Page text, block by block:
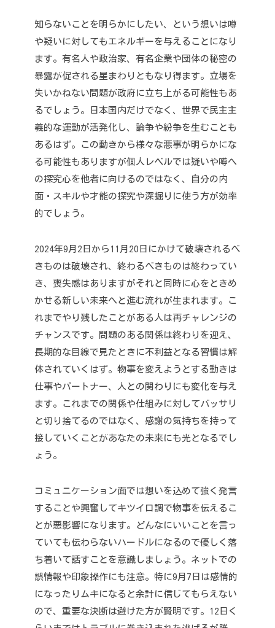
知らないことを明らかにしたい、という想いは噂
や疑いに対してもエネルギーを与えることになり
ます。 有名人や政治家、有名企業や団体の秘密の
暴露が促される星まわりともなり得ます。 立場を
失いかねない問題が政府に立ち上がる可能性もあ
るでしょう。
日本国内だけでなく、世界で民主主
義的な運動が活発化し、論争や紛争を生むことも
あるはず。
この動きから様々な悪事が明らかにな
る可能性もありますが個人レベルでは疑いや噂へ
の探究心を他者に向けるのではなく、
自分の内
面・スキルや才能の探究や深掘りに使う方が効率
的でしょう。
2024年9月2日から11月20日にかけて破壊されるべ
きものは破壊され、終わるべきものは終わってい
き、喪失感はありますがそれと同時に心をときめ
かせる新しい未来へと進む流れが生まれます。
こ
れまでやり残したことがある人は再チャレンジの
チャンスです。
問題のある関係は終わりを迎え、
長期的な目線で見たときに不利益となる習慣は解
体されていくはず。 物事を変えようとする動きは
仕事やパートナー、人との関わりにも変化を与え
ます。
これまでの関係や仕組みに対してバッサリ
と切り捨てるのではなく、感謝の気持ちを持って
接していくことがあなたの未来にも光となるでし
ょう。
コミュニケーション面では想いを込めて強く発言
することや興奮してキツイ口調で物事を伝えるこ
とが悪影響になります。
どんなにいいことを言っ
ていても伝わらないハードルになるので優しく落
ち着いて話すことを意識しましょう。 ネットでの
誤情報や印象操作にも注意。 特に9月7日は感情的
になったりムキになると余計に信じてもらえない
ので、重要な決断は避けた方が賢明です。12日く